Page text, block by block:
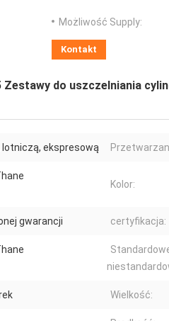
Możliwość Supply:
Kontakt
Zestawy do uszczelniania
lotniczą, ekspresową
Kolor:
gwarancji certyfikacja:
Wielkość: